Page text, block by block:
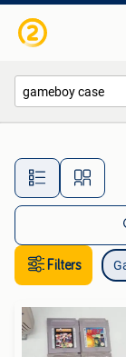
Filters